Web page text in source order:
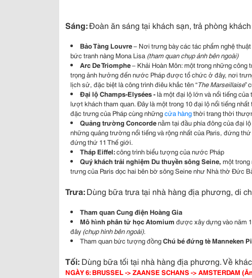
Sáng:Đoàn ăn sáng tại khách sạn, trả phòng
Bảo Tàng Louvre– Nơi trưng bày các tác phẩm nghệ
bức tranh nàng Mona Lisa (tham quan chụp ảnh bên ngoài)
Arc De Triomphe– Khải Hoàn Môn: một trong những
trọng ảnh hưởng đến nước Pháp được tổ chức ở đây, nơi
lịch sử, đặc biệt là công trình điêu khắc tên “The Marseillaise”
Đại lộ Champs-Elysées -là một đại lộ lớn và nổi tiếng của
lượt khách tham quan. Đây là một trong 10 đại lộ nổi tiếng
đặc trưng của Pháp cùng nhữngcửa hàngthời trang thời
Quảng trường Concordenằm tại đầu phía đông của đại
những quảng trường nổi tiếng và rộng nhất của Paris, đứng
đứng thứ 11 Thế giới.
Tháp Eiffel:công trình biểu tượng của nước Pháp
Quý khách trải nghiệm Du thuyền sông Seine, một
trưng của Paris dọc hai bên bờ sông Seine như Nhà thờ Đức
Trưa:Dùng bữa trưa tại nhà hàng địa phương, di
Tham quan Cung điện Hoàng Gia
Mô hình phân tử học Atomium được xây dựng vào năm
đây(chụp hình bên ngoài).
Tham quan bức tượng đồngChú bé đứng tè Manneken
Tối: Dùng bữa tối tại nhà hàng địa phương. Về
NGÀY 6: BRUSSEL -> ZAANSE SCHANS -> AMSTERDAM